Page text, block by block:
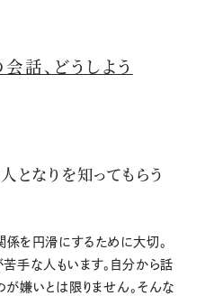
話、どうしよう
となりを知ってもらう
を円滑にするために大切。
苦手な人もいます。自分から話
が嫌いとは限りません。そんな